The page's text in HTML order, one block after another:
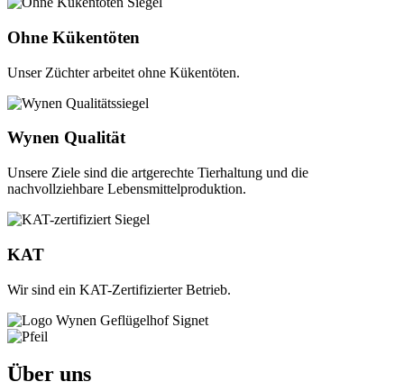
Ohne Kükentöten
Unser Züchter arbeitet ohne Kükentöten.
Wynen Qualität
Unsere Ziele sind die artgerechte Tierhaltung und die
nachvollziehbare Lebensmittelproduktion.
KAT
Wir sind ein KAT-Zertifizierter Betrieb.
Über uns